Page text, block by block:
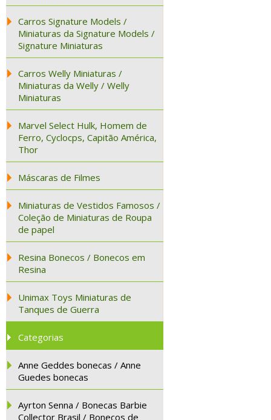
Carros Signature Models /
Miniaturas da Signature Models /
Signature Miniaturas
Carros Welly Miniaturas /
Miniaturas da Welly / Welly
Miniaturas
Marvel Select Hulk, Homem de
Ferro, Cyclocps, Capitão América,
Thor
Máscaras de Filmes
Miniaturas de Vestidos Famosos /
Coleção de Miniaturas de Roupa
de papel
Resina Bonecos / Bonecos em
Resina
Unimax Toys Miniaturas de
Tanques de Guerra
Categorias
Anne Geddes bonecas / Anne
Guedes bonecas
Ayrton Senna / Bonecas Barbie
Collector Brasil / Bonecos de